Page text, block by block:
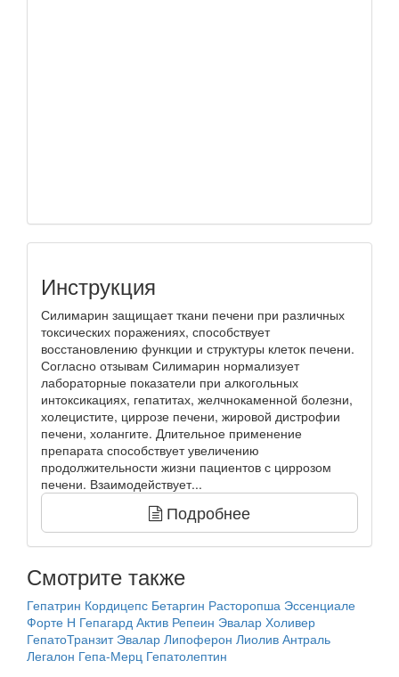
Инструкция
Силимарин защищает ткани печени при различных
токсических поражениях, способствует
восстановлению функции и структуры клеток печени.
Согласно отзывам Силимарин нормализует
лабораторные показатели при алкогольных
интоксикациях, гепатитах, желчнокаменной болезни,
холецистите, циррозе печени, жировой дистрофии
печени, холангите. Длительное применение
препарата способствует увеличению
продолжительности жизни пациентов с циррозом
печени. Взаимодействует...
Подробнее
Смотрите также
Гепатрин Кордицепс Бетаргин Расторопша Эссенциале
Форте Н Гепагард Актив Репеин Эвалар Холивер
ГепатоТранзит Эвалар Липоферон Лиолив Антраль
Легалон Гепа-Мерц Гепатолептин